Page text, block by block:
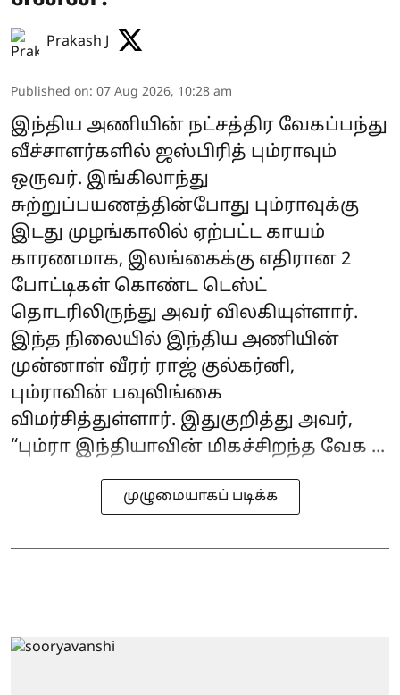
Prakash J
Published on: 07 Aug 2026, 10:28 am
இந்திய அணியின் நட்சத்திர வேகப்பந்து
வீச்சாளர்களில் ஜஸ்பிரித் பும்ராவும்
ஒருவர். இங்கிலாந்து
சுற்றுப்பயணத்தின்போது பும்ராவுக்கு
இடது முழங்காலில் ஏற்பட்ட காயம்
காரணமாக, இலங்கைக்கு எதிரான 2
போட்டிகள் கொண்ட டெஸ்ட்
தொடரிலிருந்து அவர் விலகியுள்ளார்.
இந்த நிலையில் இந்திய அணியின்
முன்னாள் வீரர் ராஜ் குல்கர்னி,
பும்ராவின் பவுலிங்கை
விமர்சித்துள்ளார். இதுகுறித்து அவர்,
“பும்ரா இந்தியாவின் மிகச்சிறந்த வேக ...
முழுமையாகப் படிக்க